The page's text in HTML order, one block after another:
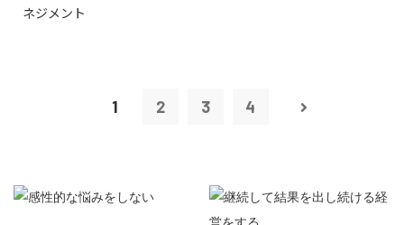
ネジメント
1 2 3 4